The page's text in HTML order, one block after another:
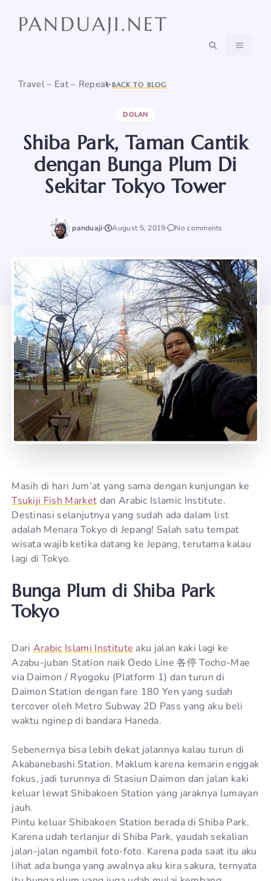
PANDUAJI.NET
Travel – Eat – Repeat
MENU
BACK TO BLOG
DOLAN
Shiba Park, Taman Cantik
dengan Bunga Plum Di
Sekitar Tokyo Tower
panduaji August 5, 2019 No comments
Masih di hari Jum’at yang sama dengan kunjungan ke
Tsukiji Fish Market dan Arabic Islamic Institute.
Destinasi selanjutnya yang sudah ada dalam list
adalah Menara Tokyo di Jepang! Salah satu tempat
wisata wajib ketika datang ke Jepang, terutama kalau
lagi di Tokyo.
Bunga Plum di Shiba Park
Tokyo
Dari Arabic Islami Institute aku jalan kaki lagi ke
Azabu-juban Station naik Oedo Line 各停 Tocho-Mae
via Daimon / Ryogoku (Platform 1) dan turun di
Daimon Station dengan fare 180 Yen yang sudah
tercover oleh Metro Subway 2D Pass yang aku beli
waktu nginep di bandara Haneda.
Sebenernya bisa lebih dekat jalannya kalau turun di
Akabanebashi Station. Maklum karena kemarin enggak
fokus, jadi turunnya di Stasiun Daimon dan jalan kaki
keluar lewat Shibakoen Station yang jaraknya lumayan
jauh.
Pintu keluar Shibakoen Station berada di Shiba Park.
Karena udah terlanjur di Shiba Park, yaudah sekalian
jalan-jalan ngambil foto-foto. Karena pada saat itu aku
lihat ada bunga yang awalnya aku kira sakura, ternyata